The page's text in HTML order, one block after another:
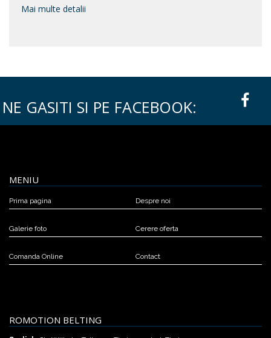
Mai multe detalii
NE GASITI SI PE FACEBOOK:
MENIU
Prima pagina Despre noi
Galerie foto Cerere oferta
Comanda Online Contact
ROMOTION BELTING